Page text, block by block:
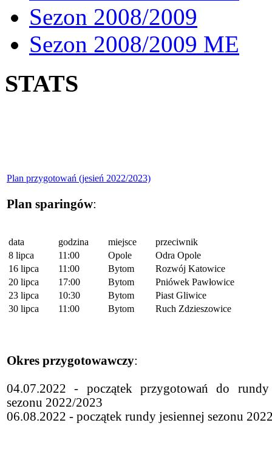
Sezon 2008/2009
Sezon 2008/2009 ME
STATS
Plan przygotowań (jesień 2022/2023)
Plan sparingów:
data godzina miejsce
przeciwnik
8 lipca
11:00 Opole
Odra Opole
16 lipca
11:00 Bytom
Rozwój Katowice
20 lipca
17:00 Bytom
Pniówek Pawłowice
23 lipca
10:30 Bytom
Piast Gliwice
30 lipca
11:00 Bytom Ruch Zdzieszowice
Okres przygotowawczy:
04.07.2022 - początek przygotowań do rundy
sezonu 2022/2023
06.08.2022 - początek rundy jesiennej sezonu